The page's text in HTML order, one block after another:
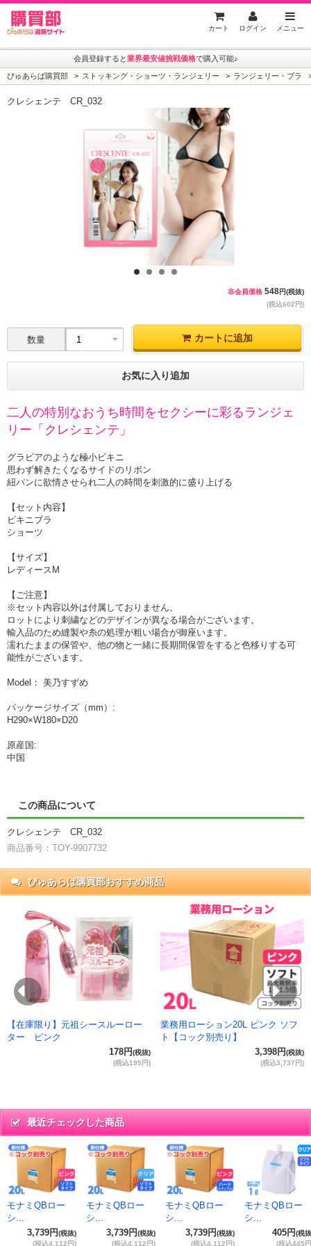
カート ログイン メニュー
会員登録すると業界最安値挑戦価格で購入可能♪
ぴゅあらば購買部 ストッキング・ショーツ・ランジェリー ランジェリー・ブラ
クレシェンテ CR_032
非会員価格 548円(税抜)
(税込602円)
数量 カートに追加
お気に入り追加
二人の特別なおうち時間をセクシーに彩るランジェ
リー「クレシェンテ」
グラビアのような極小ビキニ
思わず解きたくなるサイドのリボン
紐パンに欲情させられ二人の時間を刺激的に盛り上げる
【セット内容】
ビキニブラ
ショーツ
【サイズ】
レディースM
【ご注意】
※セット内容以外は付属しておりません。
ロットにより刺繍などのデザインが異なる場合がございます。
輸入品のため縫製や糸の処理が粗い場合が御座います。
濡れたままの保管や、他の物と一緒に長期間保管をすると色移りする可
能性がございます。
Model： 美乃すずめ
パッケージサイズ（mm）:
H290×W180×D20
原産国:
中国
この商品について
クレシェンテ CR_032
商品番号：TOY-9907732
ぴゅあらば購買部おすすめ商品
Previous
【在庫限り】元祖シースルーロー
ター ピンク
178円(税抜)
(税込195円)
業務用ローション20L ピンク ソフ
ト【コック別売り】
3,398円(税抜)
(税込3,737円)
最近チェックした商品
モナミQBロー
シ...
3,739円(税抜)
(税込4,112円)
モナミQBロー
シ...
3,739円(税抜)
(税込4,112円)
モナミQBロー
シ...
3,739円(税抜)
(税込4,112円)
モナミQBロー
シ...
405円(税
(税込445